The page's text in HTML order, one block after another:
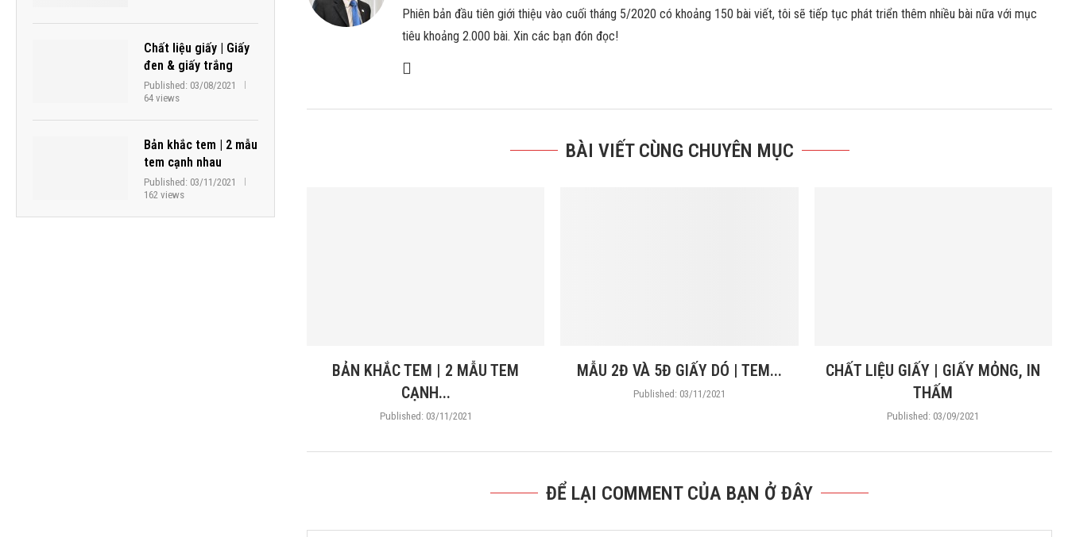
Phiên bản đầu tiên giới thiệu vào cuối tháng 5/2020 có khoảng 150 bài viết, tôi sẽ tiếp tục phát triển thêm nhiều bài nữa với mục
tiêu khoảng 2.000 bài. Xin các bạn đón đọc!
BÀI VIẾT CÙNG CHUYÊN MỤC
BẢN KHẮC TEM | 2 MẪU TEM
CẠNH...
Published: 03/11/2021
MẪU 2Đ VÀ 5Đ GIẤY DÓ | TEM...
Published: 03/11/2021
CHẤT LIỆU GIẤY | GIẤY MỎNG, IN
THẤM
Published: 03/09/2021
ĐỂ LẠI COMMENT CỦA BẠN Ở ĐÂY
Chất liệu giấy | Giấy
đen & giấy trắng
Published: 03/08/2021
64 views
Bản khắc tem | 2 mẫu
tem cạnh nhau
Published: 03/11/2021
162 views